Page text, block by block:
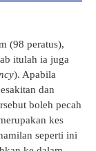
(98 peratus),
itulah ia juga
). Apabila
dan
boleh pecah
kes
seperti ini